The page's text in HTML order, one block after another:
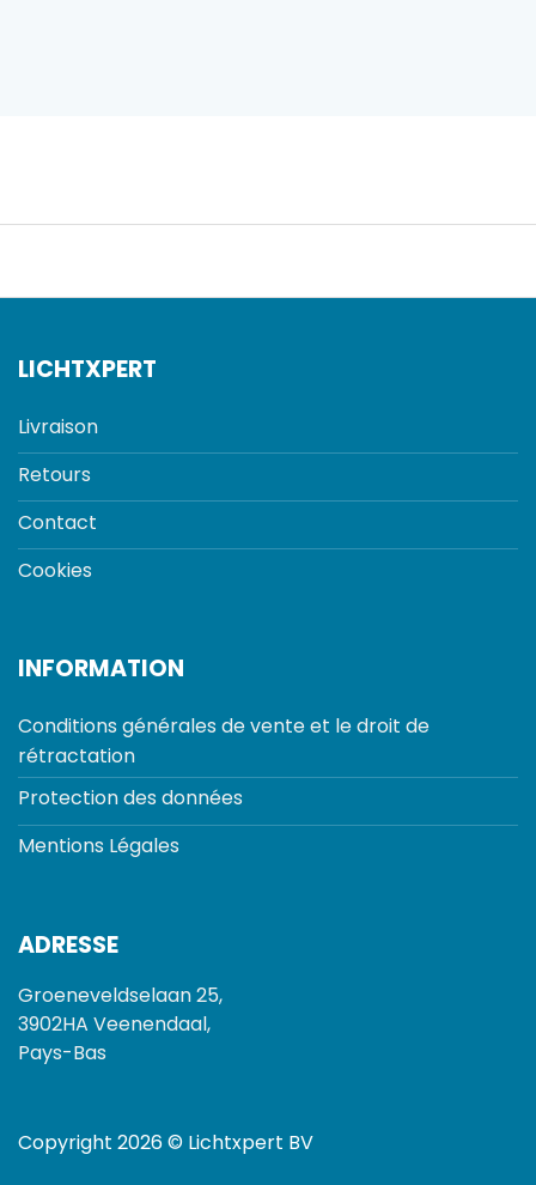
LICHTXPERT
Livraison
Retours
Contact
Cookies
INFORMATION
Conditions générales de vente et le droit de
rétractation
Protection des données
Mentions Légales
ADRESSE
Groeneveldselaan 25,
3902HA Veenendaal,
Pays-Bas
Copyright 2026 © Lichtxpert BV